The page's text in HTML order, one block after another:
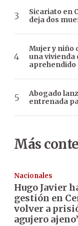
Sicariato en
deja dos
Mujer y niño
una vivienda
aprehendido
Abogado
entrenada
Más
Nacionales
Hugo Javier
gestión en
volver a
agujero